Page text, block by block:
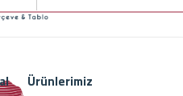
Ürünlerimiz